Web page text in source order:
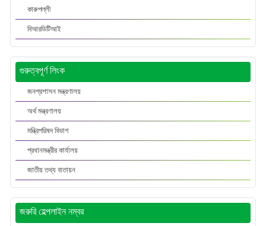
কারুপল্লী
বিআরডিটিআই
গুরুত্বপূর্ণ লিংক
জনপ্রশাসন মন্ত্রণালয়
অর্থ মন্ত্রণালয়
মন্ত্রিপরিষদ বিভাগ
প্রধানমন্ত্রীর কার্যালয়
জাতীয় তথ্য বাতায়ন
জরুরি হেল্পলাইন নম্বর